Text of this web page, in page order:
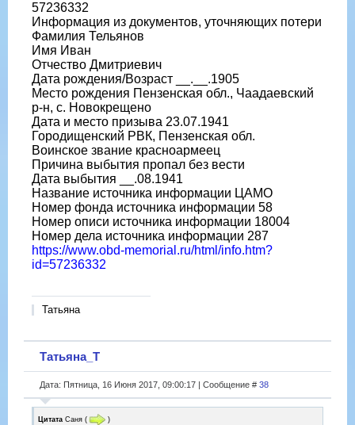
Номер дела источника информации 2814
https://www.obd-memorial.ru/html/info.htm?
id=300443373&page=2
57236332
Информация из документов, уточняющих потери
Фамилия Тельянов
Имя Иван
Отчество Дмитриевич
Дата рождения/Возраст __.__.1905
Место рождения Пензенская обл., Чаадаевский
р-н, с. Новокрещено
Дата и место призыва 23.07.1941
Городищенский РВК, Пензенская обл.
Воинское звание красноармеец
Причина выбытия пропал без вести
Дата выбытия __.08.1941
Название источника информации ЦАМО
Номер фонда источника информации 58
Номер описи источника информации 18004
Номер дела источника информации 287
https://www.obd-memorial.ru/html/info.htm?
id=57236332
Татьяна
Татьяна_Т
Дата: Пятница, 16 Июня 2017, 09:00:17 | Сообщение # 38
Цитата Саня ( )